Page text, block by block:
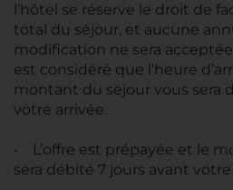
l’hôtel se réserve le droit de
total du séjour, et aucune
modification ne sera
est considéré que l’heure
montant du séjour vous sera
votre arrivée.
• L’offre est prépayée et le
sera débité 7 jours avant votre